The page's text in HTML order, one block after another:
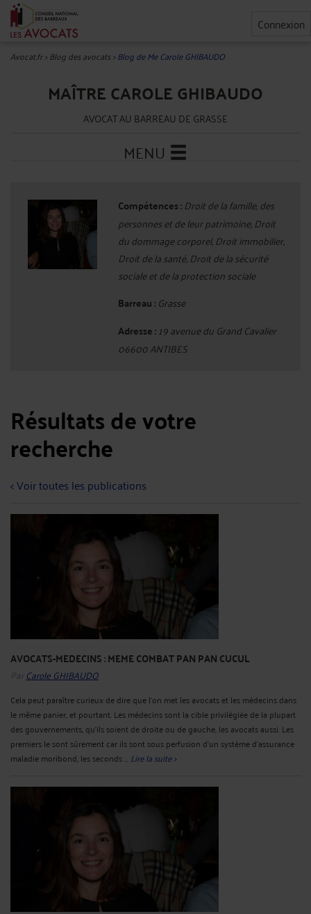
Connexion
Avocat.fr>Blog des avocats>Blog de Me Carole GHIBAUDO
MAÎTRE CAROLE GHIBAUDO
AVOCAT AU BARREAU DE GRASSE
MENU
Compétences : Droit de la famille, des
personnes et de leur patrimoine, Droit
du dommage corporel, Droit immobilier,
Droit de la santé, Droit de la sécurité
sociale et de la protection sociale
Barreau : Grasse
Adresse :19 avenue du Grand Cavalier
06600 ANTIBES
Résultats de votre
recherche
< Voir toutes les publications
AVOCATS-MEDECINS : MEME COMBAT PAN PAN CUCUL
Par Carole GHIBAUDO
Cela peut paraître curieux de dire que l'on met les avocats et les médecins dans
le même panier, et pourtant. Les médecins sont la cible privilégiée de la plupart
des gouvernements, qu'ils soient de droite ou de gauche, les avocats aussi. Les
premiers le sont sûrement car ils sont sous perfusion d'un système d'assurance
maladie moribond, les seconds ... Lire la suite >